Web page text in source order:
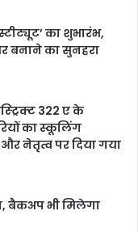
का शुभारंभ,
बनाने का सुनहरा
322 ए के
का स्कूलिंग
नेतृत्व पर दिया गया
बैकअप भी मिलेगा